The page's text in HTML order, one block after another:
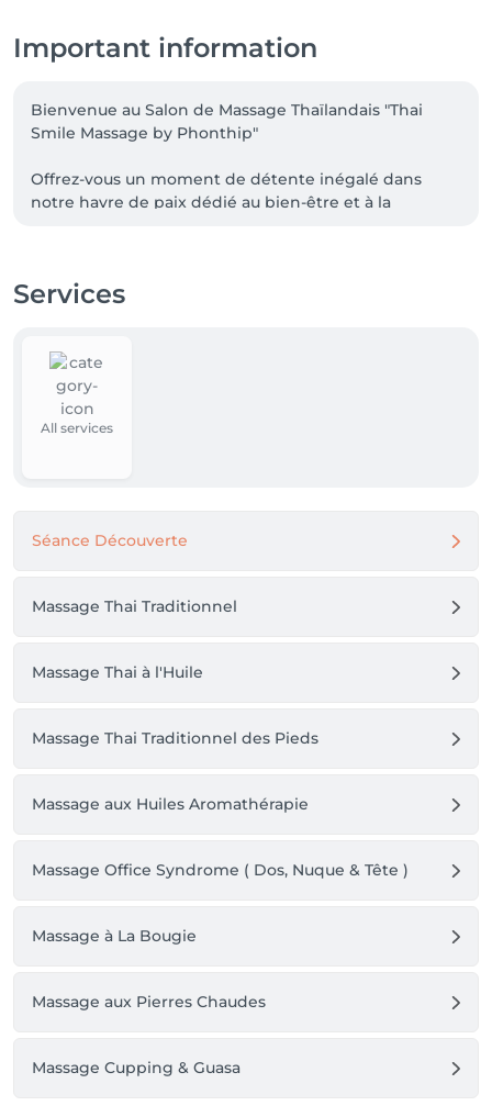
Important information
Bienvenue au Salon de Massage Thaïlandais "Thai
Smile Massage by Phonthip"
Offrez-vous un moment de détente inégalé dans
notre havre de paix dédié au bien-être et à la
invitons à découvrir l'art ancestral du massage thaï,
Services
All services
Séance Découverte
Massage Thai Traditionnel
Massage Thai à l'Huile
Massage Thai Traditionnel des Pieds
Massage aux Huiles Aromathérapie
Massage Office Syndrome ( Dos, Nuque & Tête )
Massage à La Bougie
Massage aux Pierres Chaudes
Massage Cupping & Guasa